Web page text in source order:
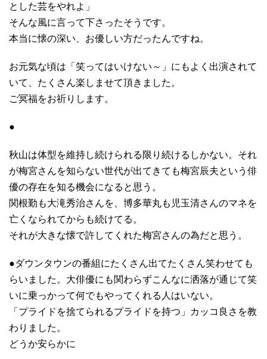
とした芸をやれよ」
そんな風に言って下さったそうです。
本当に懐の深い、お優しい方だったんですね。
お元気な頃は「笑ってはいけない～」にもよく出演されて
いて、たくさん楽しませて頂きました。
ご冥福をお祈りします。
●
秋山は体型を維持し続けられる限り続けるしかない。それ
が梅宮さんを知らない世代が出てきても梅宮辰夫という俳
優の存在を知る機会になると思う。
関根勤も大滝秀治さんを、博多華丸も児玉清さんのマネを
亡くなられてからも続けてる。
それが大きな懐で許してくれた梅宮さんの為だと思う。
●ダウンタウンの番組にたくさん出てたくさん笑わせても
らいました。大俳優にも関わらずこんなに洒落が通じて笑
いに乗っかって何でもやってくれる人はいない。
「プライドを捨てられるプライドを持つ」カッコ良さを教
わりました。
どうか安らかに